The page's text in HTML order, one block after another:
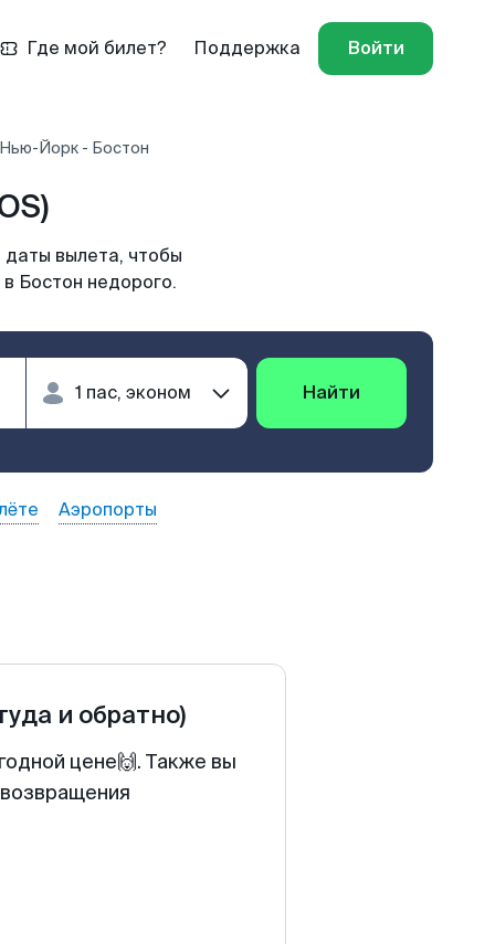
Где мой билет? Поддержка Войти
Йорк - Бостон
вылета, чтобы
Бостон недорого.
Найти
Аэропорты
и обратно)
цене🙌. Также вы